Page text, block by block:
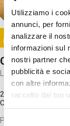
Utilizziamo i
annunci, per
analizzare il
informazioni sul
nostri partner
pubblicità e
con altre
raccolto dal tuo
Selezione
Image
Come
Laboratorio
20 Set 2026 / 11:15 -
Costo
Proveremo a